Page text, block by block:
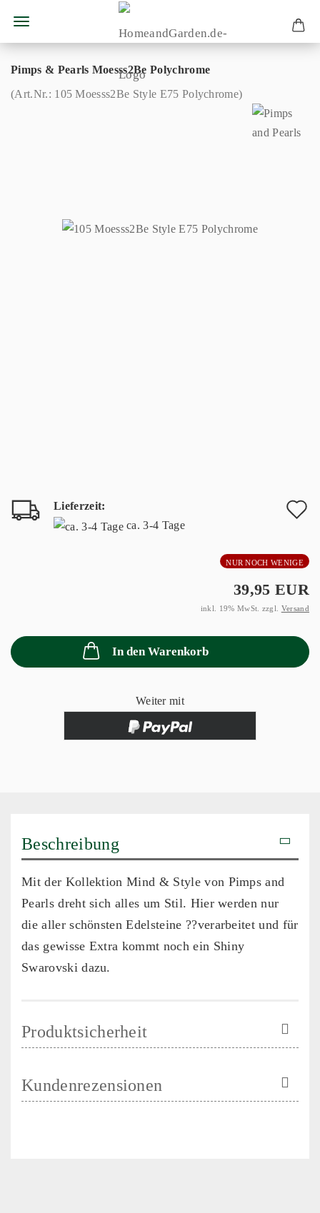
Pimps & Pearls Moesss2Be Polychrome
(Art.Nr.: 105 Moesss2Be Style E75 Polychrome)
Lieferzeit:
ca. 3-4 Tage
NUR NOCH WENIGE
39,95 EUR
inkl. 19% MwSt. zzgl. Versand
In den Warenkorb
Weiter mit
Beschreibung
Mit der Kollektion Mind & Style von Pimps and
Pearls dreht sich alles um Stil. Hier werden nur
die aller schönsten Edelsteine ??verarbeitet und für
das gewisse Extra kommt noch ein Shiny
Swarovski dazu.
Produktsicherheit
Kundenrezensionen